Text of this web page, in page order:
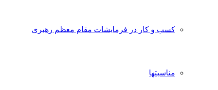
کسب و کار در فرمایشات مقام معظم رهبری
مناسبتها